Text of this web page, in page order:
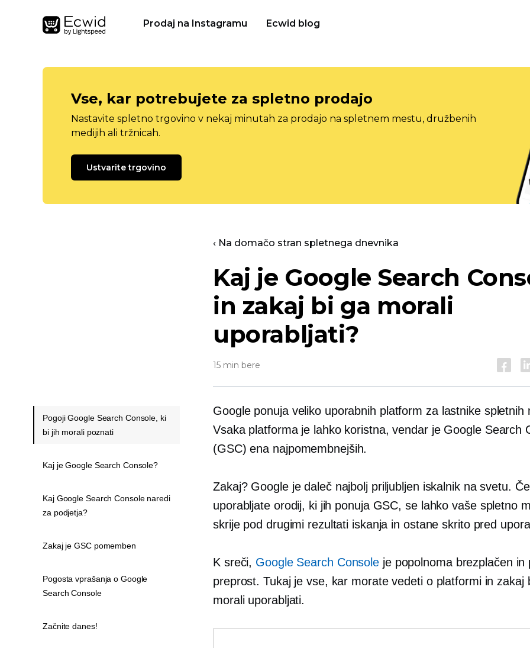
Prodaj na Instagramu Ecwid blog
Vse, kar potrebujete za spletno prodajo
Nastavite spletno trgovino v nekaj minutah za prodajo na spletnem mestu, družbenih
medijih ali tržnicah.
Ustvarite trgovino
‹ Na domačo stran spletnega dnevnika
Kaj je Google Search
in zakaj bi ga morali
uporabljati?
15 min bere
Google ponuja veliko uporabnih platform za lastnike spletnih
Vsaka platforma je lahko koristna, vendar je Google Search
(GSC) ena najpomembnejših.
Zakaj? Google je daleč najbolj priljubljen iskalnik na svetu.
uporabljate orodij, ki jih ponuja GSC, se lahko vaše spletno
skrije pod drugimi rezultati iskanja in ostane skrito pred
K sreči, Google Search Console je popolnoma brezplačen in
preprost. Tukaj je vse, kar morate vedeti o platformi in zakaj
morali uporabljati.
Pogoji Google Search Console, ki
bi jih morali poznati
Kaj je Google Search Console?
Kaj Google Search Console naredi
za podjetja?
Zakaj je GSC pomemben
Pogosta vprašanja o Google
Search Console
Začnite danes!